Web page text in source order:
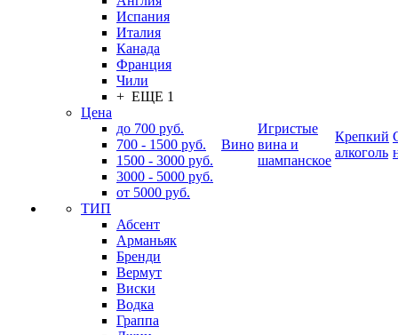
Испания
Италия
Канада
Франция
Чили
+ ЕЩЕ 1
Цена
до 700 руб.
700 - 1500 руб.
1500 - 3000 руб.
3000 - 5000 руб.
от 5000 руб.
ТИП
Абсент
Арманьяк
Бренди
Вермут
Виски
Водка
Граппа
Вино
Игристые
вина и
шампанское
Крепкий
алкоголь